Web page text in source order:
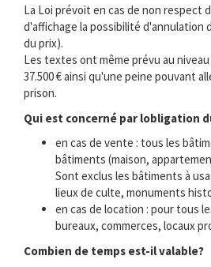
La Loi prévoit en cas de non respect
d'affichage la possibilité d'annulation
du prix).
Les textes ont même prévu au
37.500 € ainsi qu'une peine pouvant
prison.
Qui est concerné par lobligation
en cas de vente : tous les
bâtiments (maison,
Sont exclus les bâtiments à
lieux de culte, monuments
en cas de location : pour tous
bureaux, commerces, locaux
Combien de temps est-il valable?